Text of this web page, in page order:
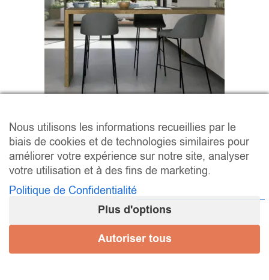
Série TECHSTONE
20,08 € - 53,37 € / m² (HT)
64,04€ / m
Nous utilisons les informations recueillies par le
biais de cookies et de technologies similaires pour
améliorer votre expérience sur notre site, analyser
votre utilisation et à des fins de marketing.
Politique de Confidentialité
Plus d'options
Autoriser tous